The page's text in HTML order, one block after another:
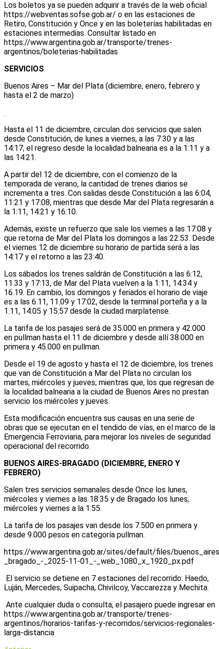
Los boletos ya se pueden adquirir a través de la web oficial
https://webventas.sofse.gob.ar/ o en las estaciones de
Retiro, Constitución y Once y en las boleterías habilitadas en
estaciones intermedias. Consultar listado en
https://www.argentina.gob.ar/transporte/trenes-
argentinos/boleterias-habilitadas
SERVICIOS
Buenos Aires – Mar del Plata (diciembre, enero, febrero y
hasta el 2 de marzo)
Hasta el 11 de diciembre, circulan dos servicios que salen
desde Constitución, de lunes a viernes, a las 7:30 y a las
14:17; el regreso desde la localidad balnearia es a la 1:11 y a
las 14:21.
A partir del 12 de diciembre, con el comienzo de la
temporada de verano, la cantidad de trenes diarios se
incrementa a tres. Con salidas desde Constitución a las 6:04,
11:21 y 17:08, mientras que desde Mar del Plata regresarán a
la 1:11, 14:21 y 16:10.
Además, existe un refuerzo que sale los viernes a las 17:08 y
que retorna de Mar del Plata los domingos a las 22:53. Desde
el viernes 12 de diciembre su horario de partida será a las
14:17 y el retorno a las 23:40.
Los sábados los trenes saldrán de Constitución a las 6:12,
11.33 y 17:13, de Mar del Plata vuelven a la 1:11, 14:34 y
16.19. En cambio, los domingos y feriados el horario de viaje
es a las 6.11, 11.09 y 17:02, desde la terminal porteña y a la
1:11, 14:05 y 15:57 desde la ciudad marplatense.
La tarifa de los pasajes será de 35.000 en primera y 42.000
en pullman hasta el 11 de diciembre y desde allí 38.000 en
primera y 45.000 en pullman.
Desde el 19 de agosto y hasta el 12 de diciembre, los trenes
que van de Constitución a Mar del Plata no circulan los
martes, miércoles y jueves; mientras que, los que regresan de
la localidad balnearia a la ciudad de Buenos Aires no prestan
servicio los miércoles y jueves.
Esta modificación encuentra sus causas en una serie de
obras que se ejecutan en el tendido de vías, en el marco de la
Emergencia Ferroviaria, para mejorar los niveles de seguridad
operacional del recorrido.
BUENOS AIRES-BRAGADO (DICIEMBRE, ENERO Y
FEBRERO)
Salen tres servicios semanales desde Once los lunes,
miércoles y viernes a las 18:35 y de Bragado los lunes,
miércoles y viernes a la 1:55.
La tarifa de los pasajes van desde los 7.500 en primera y
desde 9.000 pesos en categoría pullman.
https://www.argentina.gob.ar/sites/default/files/
_bragado_-_2025-11-01_-_web_1080_x_1920_px.pdf
El servicio se detiene en 7 estaciones del recorrido: Haedo,
Luján, Mercedes, Suipacha, Chivilcoy, Vaccarezza y Mechita.
Ante cualquier duda o consulta, el pasajero puede ingresar en
https://www.argentina.gob.ar/transporte/trenes-
argentinos/horarios-tarifas-y-recorridos/servicios-regionales-
larga-distancia